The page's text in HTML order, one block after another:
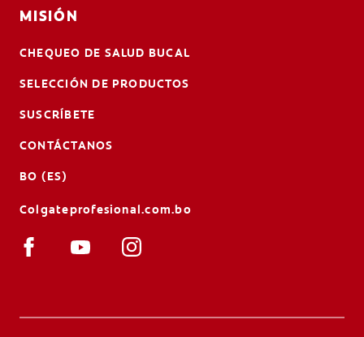
MISIÓN
CHEQUEO DE SALUD BUCAL
SELECCIÓN DE PRODUCTOS
SUSCRÍBETE
CONTÁCTANOS
BO (ES)
Colgateprofesional.com.bo